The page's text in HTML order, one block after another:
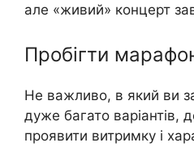
але «живий» концерт
Пробігти
Не важливо, в який ви
дуже багато варіантів,
проявити витримку і